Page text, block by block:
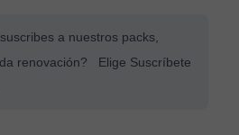
a nuestros packs,
renovación? Elige Suscríbete